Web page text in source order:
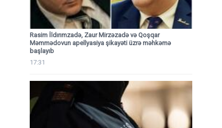
Rasim İldırımzadə, Zaur Mirzəzadə və Qoşqar
Məmmədovun apellyasiya şikayəti üzrə məhkəmə
başlayıb
17:31